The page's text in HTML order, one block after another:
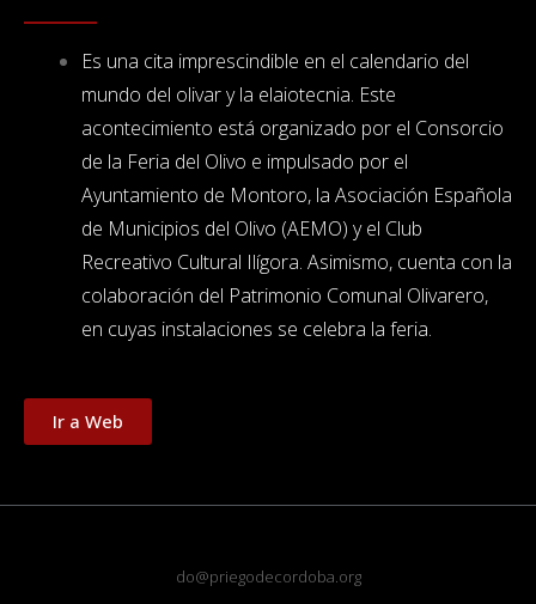
Es una cita imprescindible en el calendario del
mundo del olivar y la elaiotecnia. Este
acontecimiento está organizado por el Consorcio
de la Feria del Olivo e impulsado por el
Ayuntamiento de Montoro, la Asociación Española
de Municipios del Olivo (AEMO) y el Club
Recreativo Cultural Ilígora. Asimismo, cuenta con la
colaboración del Patrimonio Comunal Olivarero,
en cuyas instalaciones se celebra la feria.
Ir a Web
do@priegodecordoba.org